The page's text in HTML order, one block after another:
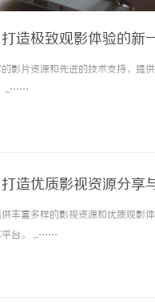
造极致观影体验的新
影片资源和先进的技术支持，提
...……
造优质影视资源分享
丰富多样的影视资源和优质观影
平台。 ...……